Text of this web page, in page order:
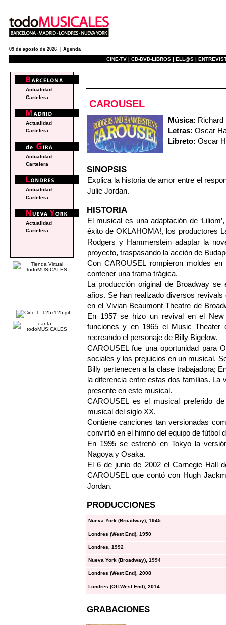
09 de agosto de 2026 | Agenda
CINE-TV | CD-DVD-LIBROS | ELL@S |
CAROUSEL
Música: Richard
Letras:Oscar
Libreto:Oscar
SINOPSIS
Explica la historia de amor entre el
Julie Jordan.
HISTORIA
El musical es una adaptación de
éxito de OKLAHOMA!, los productores
Rodgers y Hammerstein adaptar la
proyecto, traspasando la acción de
Con CAROUSEL rompieron moldes
contener una trama trágica.
La producción original de Broadway
años. Se han realizado diversos
en el Vivian Beaumont Theatre de
En 1957 se hizo un revival en el
funciones y en 1965 el Music Theater
recreando el personaje de Billy Bigelow.
CAROUSEL fue una oportunidad para
sociales y los prejuicios en un musical.
Billy pertenecen a la clase trabajadora;
la diferencia entre estas dos famílias. La
presente en este musical.
CAROUSEL es el musical preferido
musical del siglo XX.
Contiene canciones tan versionadas
convirtió en el himno del equipo de fútbol
En 1995 se estrenó en Tokyo la
Nagoya y Osaka.
El 6 de junio de 2002 el Carnegie Hall
CAROUSEL que contó con Hugh
Jordan.
PRODUCCIONES
Nueva York (Broadway), 1945
Londres (West End), 1950
Londres, 1992
Nueva York (Broadway), 1994
Londres (West End), 2008
Londres (Off-West End), 2014
GRABACIONES
Actualidad
Cartelera
Actualidad
Cartelera
Actualidad
Cartelera
Actualidad
Cartelera
Actualidad
Cartelera